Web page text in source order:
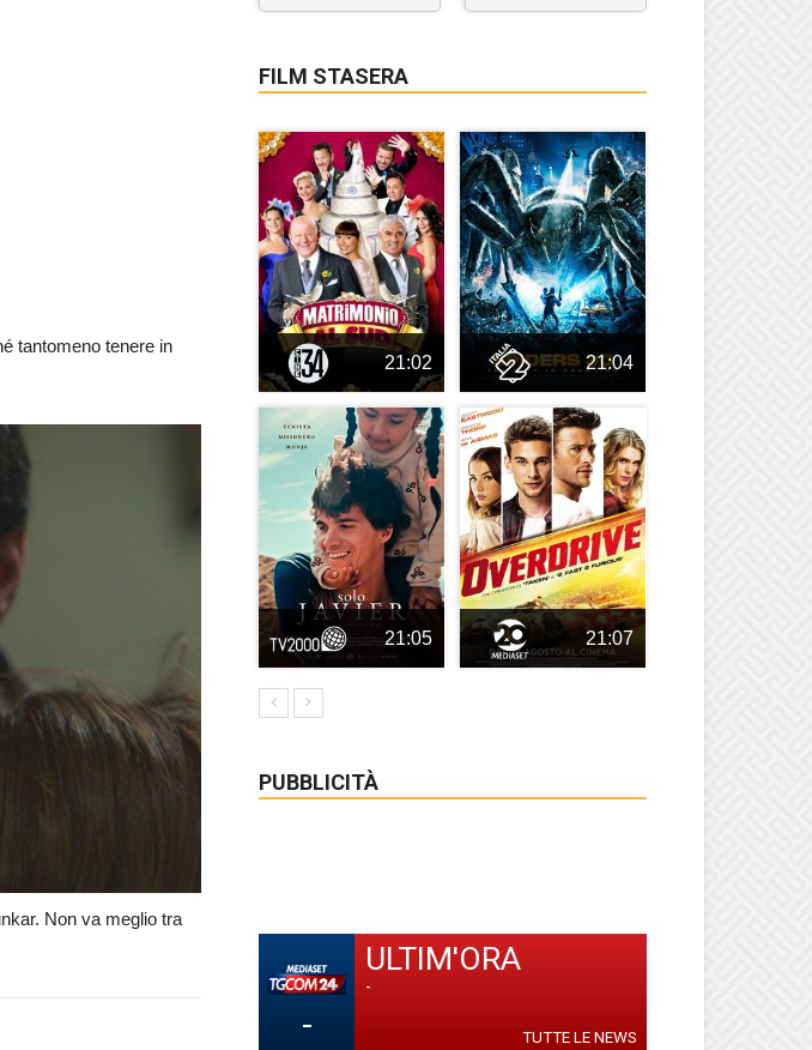
tantomeno tenere in
Non va meglio tra
FILM STASERA
21:02 21:04
21:05 21:07
PUBBLICITÀ
-
ULTIM'ORA
-
TUTTE LE NEWS